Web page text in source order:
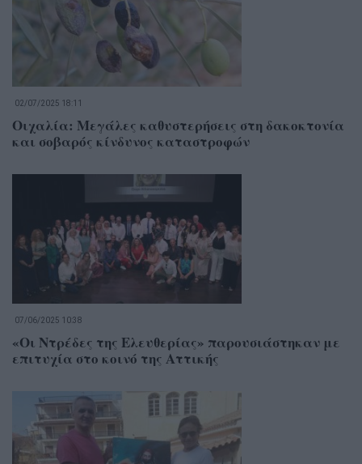
02/07/2025 18:11
Οιχαλία: Μεγάλες καθυστερήσεις στη δακοκτονία
και σοβαρός κίνδυνος καταστροφών
07/06/2025 10:38
«Οι Ντρέδες της Ελευθερίας» παρουσιάστηκαν με
επιτυχία στο κοινό της Αττικής